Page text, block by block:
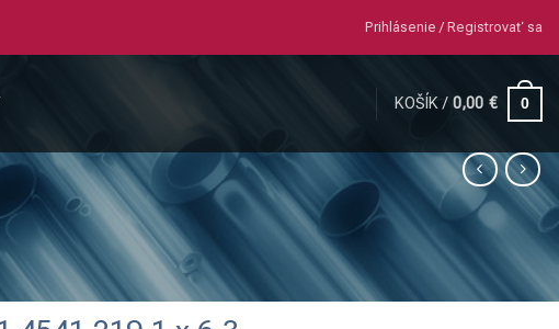
Prihlásenie / Registrovať sa
KOŠÍK / 0,00€ 0